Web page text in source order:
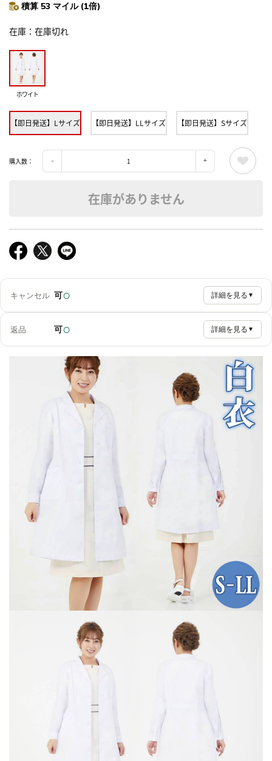
積算 53 マイル (1倍)
在庫 在庫切れ
ホワイト
【即日発送】Lサイズ 【即日発送】LLサイズ 【即日発送】Sサイズ
購入数：
在庫がありません
キャンセル 可○ 詳細を見る ▼
返品 可○ 詳細を見る ▼